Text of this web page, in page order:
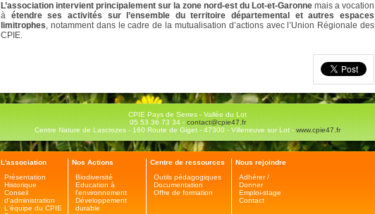
L’association intervient principalement sur la zone nord-est du Lot-et-Garonne mais a vocation
à étendre ses activités sur l’ensemble du territoire départemental et autres espaces
limitrophes, notamment dans le cadre de la mutualisation d’actions avec l’Union Régionale des
CPIE.
CPIE Pays de Serres - Vallée du Lot
05 53 36 73 34 - contact@cpie47.fr
Centre Nature de Lascrozes - 160 Route de Giget - 47300 - Villeneuve sur Lot - www.cpie47.fr
L'association
Présentation
Historique
Conseil
d'administration
L'équipe du CPIE
Nos Actions
Biodiversité
Education à
l'environnement
Développement
durable
Centre de ressources
Outils pédagogiques
Documentation
Offre de formation
Nous rejoindre
Adhérer /
Donner
Emploi-stage
Contact